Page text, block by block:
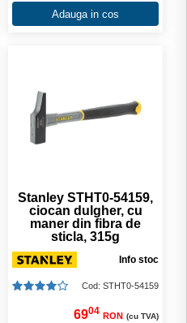
Adauga in cos
Stanley STHT0-54159,
ciocan dulgher, cu
maner din fibra de
sticla, 315g
Info stoc
Cod: STHT0-54159
6904 RON (cu TVA)